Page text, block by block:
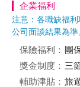
企業福利
注意：各職缺福
公司面談結果為準
保險福利： 團
獎金制度： 三
輔助津貼： 旅